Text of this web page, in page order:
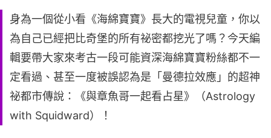
身為一個從小看《海綿寶寶》長大的電視兒童，你以
為自己已經把比奇堡的所有祕密都挖光了嗎？今天編
輯要帶大家來考古一段可能資深海綿寶寶粉絲都不一
定看過、甚至一度被誤認為是「曼德拉效應」的超神
祕都市傳說：《與章魚哥一起看占星》（Astrology
with Squidward）！